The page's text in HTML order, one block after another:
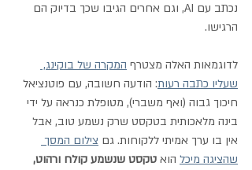
נכתב עם AI, וגם אחרים הגיבו שכך בדיוק הם
הרגישו.
לדוגמאות האלה מצטרף המקרה של בוקינג,
שעליו כתבה רעות: הודעה חשובה, עם פוטנציאל
חיכוך גבוה (ואף משברי), מטופלת כנראה על ידי
בינה מלאכותית בטקסט שרק נשמע טוב, אבל
אין בו ערך אמיתי ללקוחות. גם צילום המסך
שהציגה מיכל הוא טקסט שנשמע קולח ורהוט,